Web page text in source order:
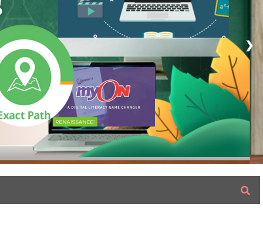
❯